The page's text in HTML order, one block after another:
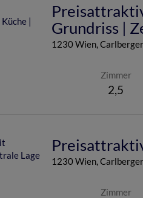
Grundriss |
1230 Wien ,
Zimmer
2,5
1230 Wien ,
Zimmer